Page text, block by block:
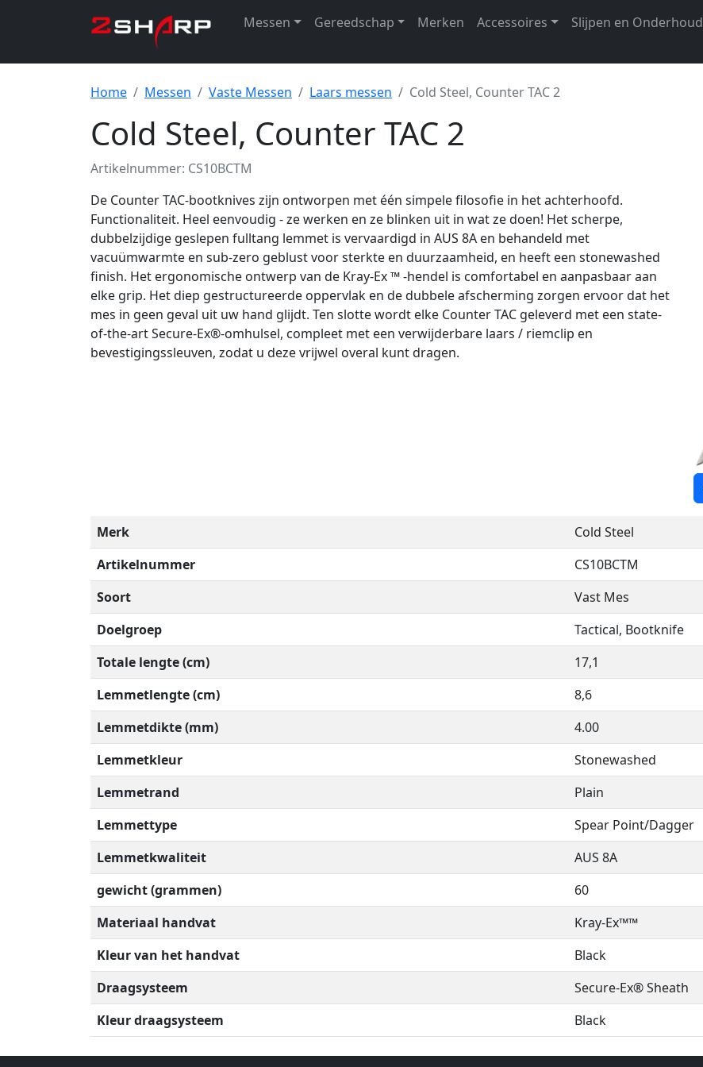
Messen Gereedschap Merken Accessoires Slijpen en Onderhoud
Home Messen Vaste Messen Laars messen Cold Steel, Counter TAC 2
Cold Steel, Counter TAC 2
Artikelnummer: CS10BCTM
De Counter TAC-bootknives zijn ontworpen met één simpele filosofie in het achterhoofd.
Functionaliteit. Heel eenvoudig - ze werken en ze blinken uit in wat ze doen! Het scherpe,
dubbelzijdige geslepen fulltang lemmet is vervaardigd in AUS 8A en behandeld met
vacuümwarmte en sub-zero geblust voor sterkte en duurzaamheid, en heeft een stonewashed
finish. Het ergonomische ontwerp van de Kray-Ex ™ -hendel is comfortabel en aanpasbaar aan
elke grip. Het diep gestructureerde oppervlak en de dubbele afscherming zorgen ervoor dat het
mes in geen geval uit uw hand glijdt. Ten slotte wordt elke Counter TAC geleverd met een state-
of-the-art Secure-Ex®-omhulsel, compleet met een verwijderbare laars / riemclip en
bevestigingssleuven, zodat u deze vrijwel overal kunt dragen.
Merk
Cold Steel
Artikelnummer
CS10BCTM
Soort
Vast Mes
Doelgroep
Tactical, Bootknife
Totale lengte (cm)
17,1
Lemmetlengte (cm)
8,6
Lemmetdikte (mm)
4.00
Lemmetkleur
Stonewashed
Lemmetrand
Plain
Lemmettype
Spear Point/Dagger
Lemmetkwaliteit
AUS 8A
gewicht (grammen)
60
Materiaal handvat
Kray-Ex™™
Kleur van het handvat
Black
Draagsysteem
Secure-Ex® Sheath
Kleur draagsysteem
Black